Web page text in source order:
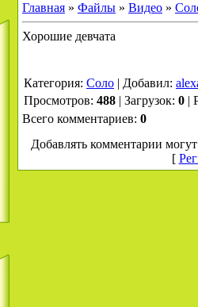
Главная » Файлы » Видео »
Хорошие девчата
Категория: Соло | Добавил:
Просмотров: 488 | Загрузок: 0 |
Всего комментариев: 0
Добавлять комментарии
[